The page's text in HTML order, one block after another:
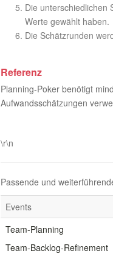
Die unterschiedlichen
Werte gewählt haben.
Die Schätzrunden
Referenz
Planning-Poker benötigt
Aufwandsschätzungen
\r\n
Passende und
Events
Team-Planning
Team-Backlog-Refinement